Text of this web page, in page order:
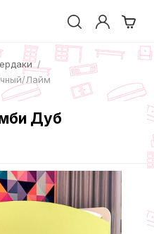
Лайм
Дуб